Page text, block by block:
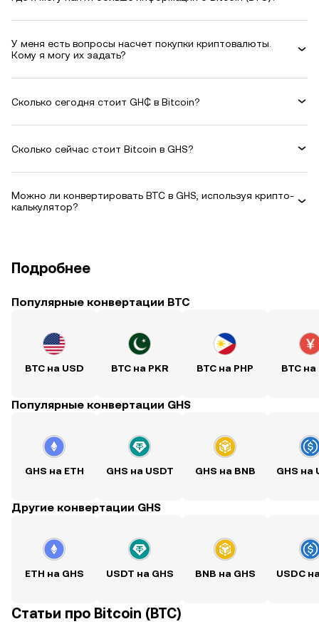
У меня есть вопросы насчет покупки криптовалюты.
Кому я могу их задать?
Сколько сегодня стоит GH₵ в Bitcoin?
Сколько сейчас стоит Bitcoin в GHS?
Можно ли конвертировать BTC в GHS, используя крипто-
калькулятор?
Подробнее
Популярные конвертации BTC
BTC на USD BTC на PKR BTC на PHP BTC на
Популярные конвертации GHS
GHS на ETH GHS на USDT GHS на BNB GHS на
Другие конвертации GHS
ETH на GHS USDT на GHS BNB на GHS USDC
Статьи про Bitcoin (BTC)